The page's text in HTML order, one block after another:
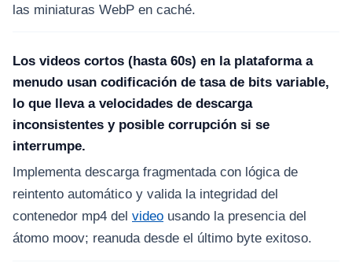
las miniaturas WebP en caché.
Los videos cortos (hasta 60s) en la plataforma a
menudo usan codificación de tasa de bits variable,
lo que lleva a velocidades de descarga
inconsistentes y posible corrupción si se
interrumpe.
Implementa descarga fragmentada con lógica de
reintento automático y valida la integridad del
contenedor mp4 del video usando la presencia del
átomo moov; reanuda desde el último byte exitoso.